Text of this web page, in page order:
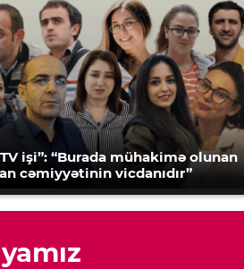
işi”: “Burada mühakimə olunan
cəmiyyətinin vicdanıdır”